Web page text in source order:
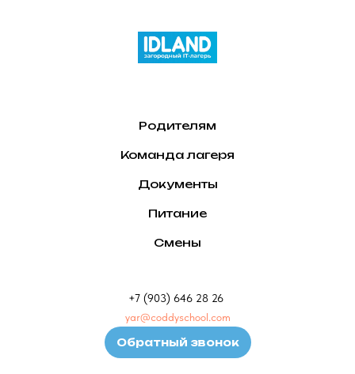
Родителям
Команда лагеря
Документы
Питание
Смены
+7 (903) 646 28 26
yar@coddyschool.com
Обратный звонок